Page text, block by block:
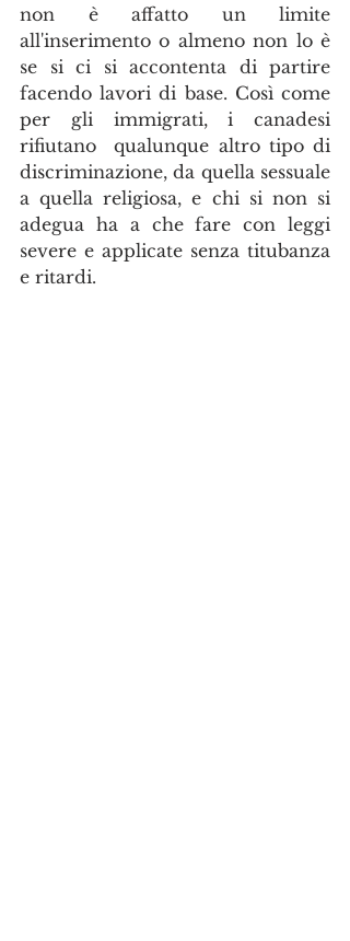
non è affatto un limite
all'inserimento o almeno non lo è
se si ci si accontenta di partire
facendo lavori di base. Così come
per gli immigrati, i canadesi
rifiutano  qualunque altro tipo di
discriminazione, da quella sessuale
a quella religiosa, e chi si non si
adegua ha a che fare con leggi
severe e applicate senza titubanza
e ritardi.